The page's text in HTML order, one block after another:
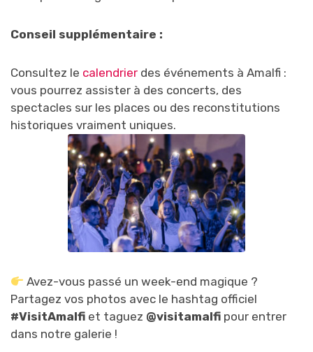
Conseil supplémentaire :
Consultez le calendrier des événements à Amalfi :
vous pourrez assister à des concerts, des
spectacles sur les places ou des reconstitutions
historiques vraiment uniques.
Avez-vous passé un week-end magique ?
Partagez vos photos avec le hashtag officiel
#VisitAmalfi et taguez @visitamalfi pour entrer
dans notre galerie !